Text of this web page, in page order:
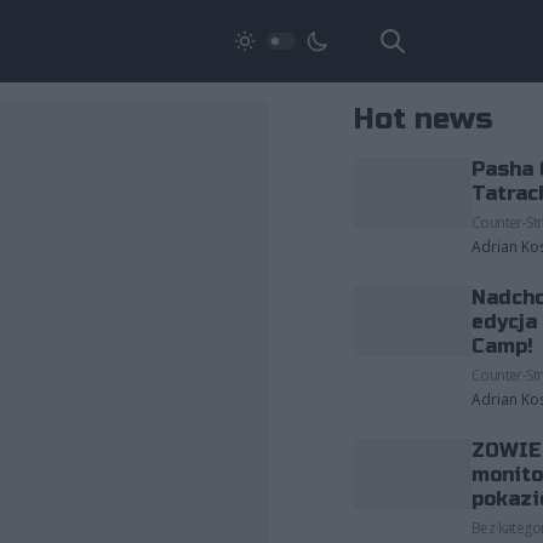
Hot news
Pasha
Counter-
Adrian
edycja
Camp!
Counter-
Adrian
Bez